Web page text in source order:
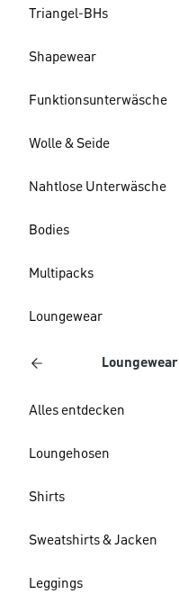
Triangel-BHs
Shapewear
Funktionsunterwäsche
Wolle & Seide
Nahtlose Unterwäsche
Bodies
Multipacks
Loungewear
Loungewear
Alles entdecken
Loungehosen
Shirts
Sweatshirts & Jacken
Leggings